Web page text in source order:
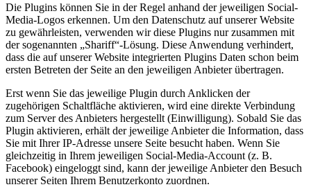
Die Plugins können Sie in der Regel anhand der jeweiligen Social-
Media-Logos erkennen. Um den Datenschutz auf unserer Website
zu gewährleisten, verwenden wir diese Plugins nur zusammen mit
der sogenannten „Shariff“-Lösung. Diese Anwendung verhindert,
dass die auf unserer Website integrierten Plugins Daten schon beim
ersten Betreten der Seite an den jeweiligen Anbieter übertragen.
Erst wenn Sie das jeweilige Plugin durch Anklicken der
zugehörigen Schaltfläche aktivieren, wird eine direkte Verbindung
zum Server des Anbieters hergestellt (Einwilligung). Sobald Sie das
Plugin aktivieren, erhält der jeweilige Anbieter die Information, dass
Sie mit Ihrer IP-Adresse unsere Seite besucht haben. Wenn Sie
gleichzeitig in Ihrem jeweiligen Social-Media-Account (z. B.
Facebook) eingeloggt sind, kann der jeweilige Anbieter den Besuch
unserer Seiten Ihrem Benutzerkonto zuordnen.